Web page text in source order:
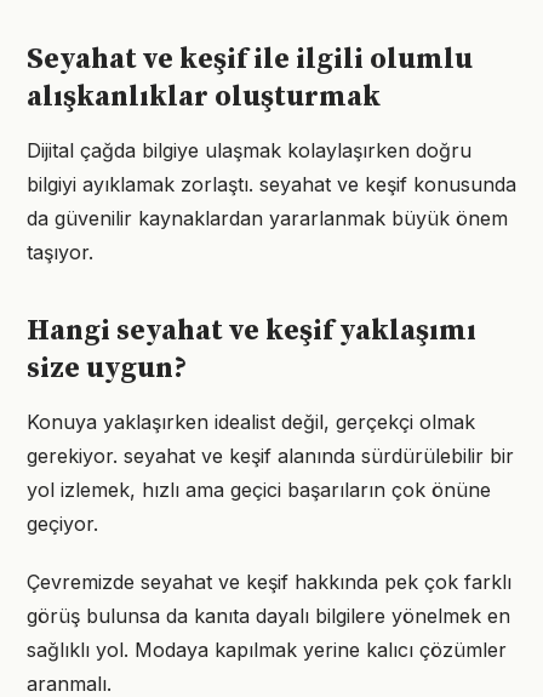
Seyahat ve keşif ile ilgili olumlu
alışkanlıklar oluşturmak
Dijital çağda bilgiye ulaşmak kolaylaşırken doğru
bilgiyi ayıklamak zorlaştı. seyahat ve keşif konusunda
da güvenilir kaynaklardan yararlanmak büyük önem
taşıyor.
Hangi seyahat ve keşif yaklaşımı
size uygun?
Konuya yaklaşırken idealist değil, gerçekçi olmak
gerekiyor. seyahat ve keşif alanında sürdürülebilir bir
yol izlemek, hızlı ama geçici başarıların çok önüne
geçiyor.
Çevremizde seyahat ve keşif hakkında pek çok farklı
görüş bulunsa da kanıta dayalı bilgilere yönelmek en
sağlıklı yol. Modaya kapılmak yerine kalıcı çözümler
aranmalı.